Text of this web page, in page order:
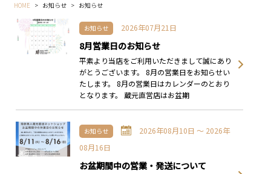
HOME > お知らせ > お知らせ
お知らせ 2026年07月21日
8月営業日のお知らせ
平素より当店をご利用いただきまして誠にあり
がとうございます。 8月の営業日をお知らせい
たします。 8月の営業日はカレンダーのとおり
となります。 蔵元直営店はお盆期
お知らせ
2026年08月10日 〜 2026年
08月16日
お盆期間中の営業・発送について